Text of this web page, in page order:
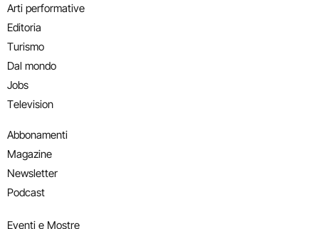
Arti performative
Editoria
Turismo
Dal mondo
Jobs
Television
Abbonamenti
Magazine
Newsletter
Podcast
Eventi e Mostre